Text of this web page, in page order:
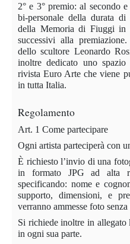
2° e 3° premio: al secondo
bi-personale della durata
della Memoria di Fiuggi in
successivi alla
dello scultore Leonardo
inoltre dedicato uno
rivista Euro Arte che viene
in tutta Italia.
Regolamento
Art. 1 Come partecipare
Ogni artista parteciperà con
È richiesto l’invio di una
in formato JPG ad alta
specificando: nome e
supporto, dimensioni, e
verranno ammesse foto
Si richiede inoltre in allegato
in ogni sua parte.